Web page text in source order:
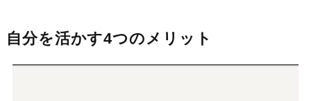
自分を活かす4つのメリット